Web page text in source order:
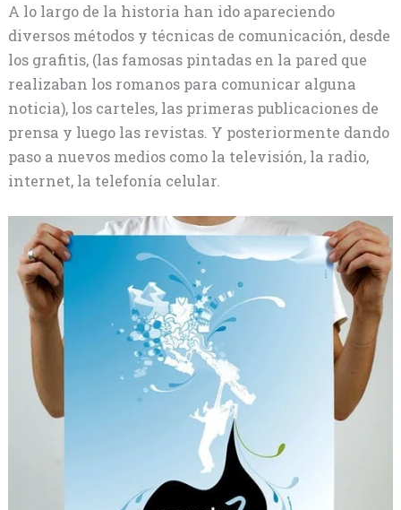
A lo largo de la historia han ido apareciendo
diversos métodos y técnicas de comunicación, desde
los grafitis, (las famosas pintadas en la pared que
realizaban los romanos para comunicar alguna
noticia), los carteles, las primeras publicaciones de
prensa y luego las revistas. Y posteriormente dando
paso a nuevos medios como la televisión, la radio,
internet, la telefonía celular.